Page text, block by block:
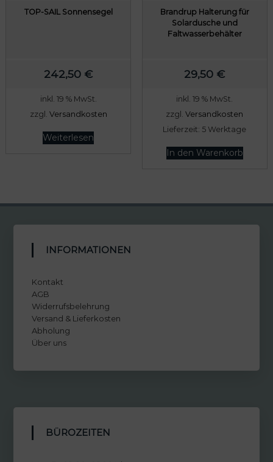
TOP-SAIL Sonnensegel
242,50 €
inkl. 19 % MwSt.
zzgl. Versandkosten
Weiterlesen
Brandrup Halterung für
Solardusche und
Faltwasserbehälter
29,50 €
inkl. 19 % MwSt.
zzgl.Versandkosten
Lieferzeit: 5 Werktage
In den Warenkorb
INFORMATIONEN
Kontakt
AGB
Widerrufsbelehrung
Versand & Lieferkosten
Abholung
Über uns
BÜROZEITEN